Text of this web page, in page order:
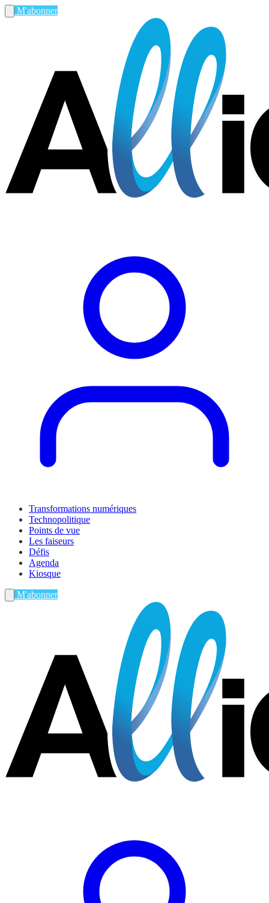
M'abonner
Transformations numériques
Technopolitique
Points de vue
Les faiseurs
Défis
Agenda
Kiosque
M'abonner